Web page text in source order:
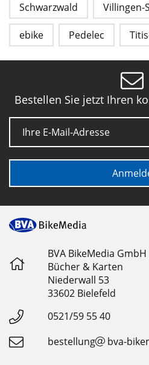
Schwarzwald Villingen-
ebike Pedelec
Bestellen Sie jetzt Ihren
E-Mail
BVA BikeMedia GmbH
Bücher & Karten
Niederwall 53
33602 Bielefeld
0521/59 55 40
bestellung
bva-